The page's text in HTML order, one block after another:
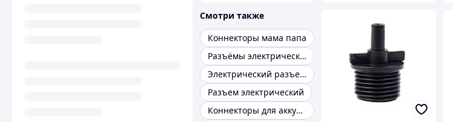
Смотри также
Коннекторы мама папа
Разъёмы электрические
Электрический разъем папа мама
Разъем электрический
Коннекторы для аккумуляторов